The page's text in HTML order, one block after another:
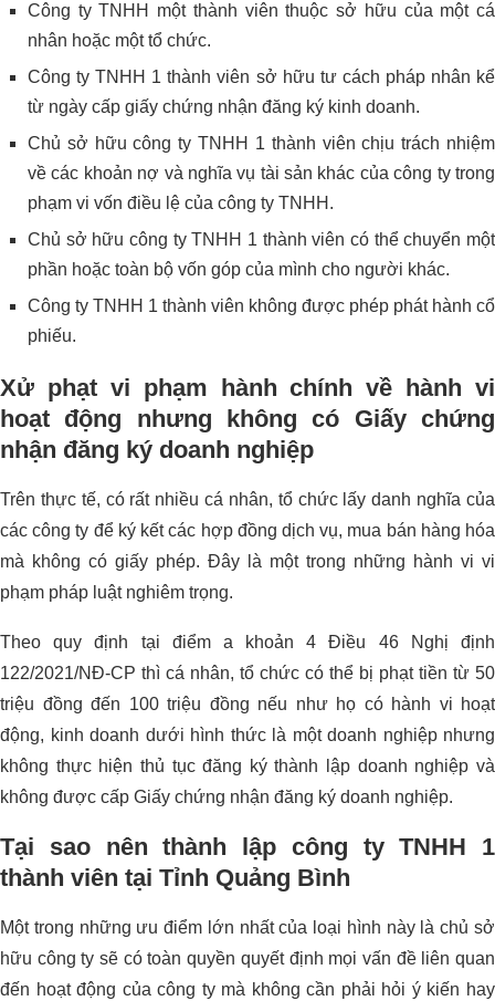
Công ty TNHH một thành viên thuộc sở hữu của một cá
nhân hoặc một tổ chức.
Công ty TNHH 1 thành viên sở hữu tư cách pháp nhân kể
từ ngày cấp giấy chứng nhận đăng ký kinh doanh.
Chủ sở hữu công ty TNHH 1 thành viên chịu trách nhiệm
về các khoản nợ và nghĩa vụ tài sản khác của công ty trong
phạm vi vốn điều lệ của công ty TNHH.
Chủ sở hữu công ty TNHH 1 thành viên có thể chuyển một
phần hoặc toàn bộ vốn góp của mình cho người khác.
Công ty TNHH 1 thành viên không được phép phát hành cổ
phiếu.
Xử phạt vi phạm hành chính về hành vi
hoạt động nhưng không có Giấy chứng
nhận đăng ký doanh nghiệp
Trên thực tế, có rất nhiều cá nhân, tổ chức lấy danh nghĩa của
các công ty để ký kết các hợp đồng dịch vụ, mua bán hàng hóa
mà không có giấy phép. Đây là một trong những hành vi vi
phạm pháp luật nghiêm trọng.
Theo quy định tại điểm a khoản 4 Điều 46 Nghị định
122/2021/NĐ-CP thì cá nhân, tổ chức có thể bị phạt tiền từ 50
triệu đồng đến 100 triệu đồng nếu như họ có hành vi hoạt
động, kinh doanh dưới hình thức là một doanh nghiệp nhưng
không thực hiện thủ tục đăng ký thành lập doanh nghiệp và
không được cấp Giấy chứng nhận đăng ký doanh nghiệp.
Tại sao nên thành lập công ty TNHH 1
thành viên tại Tỉnh Quảng Bình
Một trong những ưu điểm lớn nhất của loại hình này là chủ sở
hữu công ty sẽ có toàn quyền quyết định mọi vấn đề liên quan
đến hoạt động của công ty mà không cần phải hỏi ý kiến hay